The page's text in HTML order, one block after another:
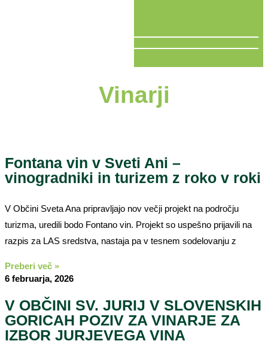
Vinarji
Fontana vin v Sveti Ani –
vinogradniki in turizem z roko v roki
V Občini Sveta Ana pripravljajo nov večji projekt na področju
turizma, uredili bodo Fontano vin. Projekt so uspešno prijavili na
razpis za LAS sredstva, nastaja pa v tesnem sodelovanju z
Preberi več »
6 februarja, 2026
V OBČINI SV. JURIJ V SLOVENSKIH
GORICAH POZIV ZA VINARJE ZA
IZBOR JURJEVEGA VINA